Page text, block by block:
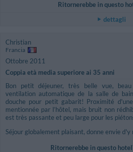
Ritornerebbe in questo
dettagli
Christian
Francia
Ottobre 2011
Coppia età media superiore ai 35 anni
Bon petit déjeuner, très belle vue,
ventilation automatique de la salle de
douche pour petit gabarit! Proximité
mentionnée par l’hôtel, mais bruit non
est très passante et peu large pour les
Séjour globalement plaisant, donne envie d'y
Ritornerebbe in questo